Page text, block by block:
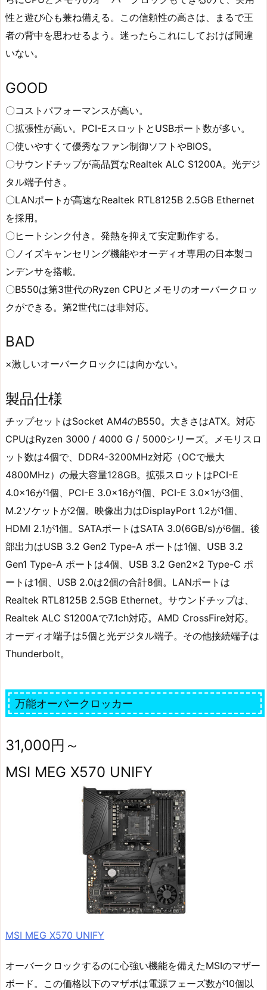
性と遊び心も兼ね備える。この信頼性の高さは、まるで王
者の背中を思わせるよう。迷ったらこれにしておけば間違
いない。
GOOD
〇コストパフォーマンスが高い。
〇拡張性が高い。PCI-EスロットとUSBポート数が多い。
〇使いやすくて優秀なファン制御ソフトやBIOS。
〇サウンドチップが高品質なRealtek ALC S1200A。光デジ
タル端子付き。
〇LANポートが高速なRealtek RTL8125B 2.5GB Ethernet
を採用。
〇ヒートシンク付き。発熱を抑えて安定動作する。
〇ノイズキャンセリング機能やオーディオ専用の日本製コ
ンデンサを搭載。
〇B550は第3世代のRyzen CPUとメモリのオーバークロッ
クができる。第2世代には非対応。
BAD
×激しいオーバークロックには向かない。
製品仕様
チップセットはSocket AM4のB550。大きさはATX。対応
CPUはRyzen 3000 / 4000 G / 5000シリーズ。メモリスロ
ット数は4個で、DDR4-3200MHz対応（OCで最大
4800MHz）の最大容量128GB。拡張スロットはPCI-E
4.0×16が1個、PCI-E 3.0×16が1個、PCI-E 3.0×1が3個、
M.2ソケットが2個。映像出力はDisplayPort 1.2が1個、
HDMI 2.1が1個。SATAポートはSATA 3.0(6GB/s)が6個。後
部出力はUSB 3.2 Gen2 Type-A ポートは1個、USB 3.2
Gen1 Type-A ポートは4個、USB 3.2 Gen2x2 Type-C ポ
ートは1個、USB 2.0は2個の合計8個。LANポートは
Realtek RTL8125B 2.5GB Ethernet。サウンドチップは、
Realtek ALC S1200Aで7.1ch対応。AMD CrossFire対応。
オーディオ端子は5個と光デジタル端子。その他接続端子は
Thunderbolt。
万能オーバークロッカー
31,000円～
MSI MEG X570 UNIFY
MSI MEG X570 UNIFY
オーバークロックするのに心強い機能を備えたMSIのマザー
ボード。この価格以下のマザボは電源フェーズ数が10個以